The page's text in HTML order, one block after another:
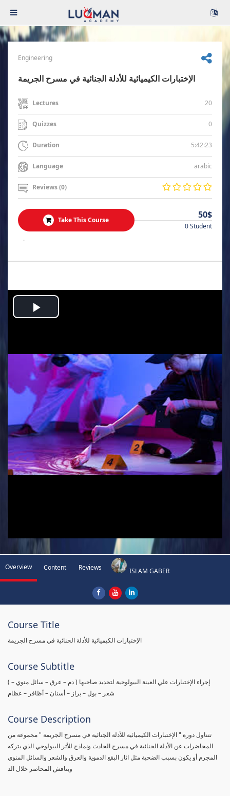
Engineering
الإختبارات الكيميائية للأدلة الجنائية في مسرح الجريمة
Lectures 20
Quizzes 0
Duration 5:42:23
Language arabic
Reviews (0)
Take This Course 50$
0 Student
.
Play
Overview Content Reviews ISLAM GABER
Course Title
الإختبارات الكيميائية للأدلة الجنائية في مسرح الجريمة
Course Subtitle
( إجراء الإختبارات علي العينة البيولوجية لتحديد صاحبها ( دم – عرق – سائل منوي –
شعر – بول – براز – أسنان – أظافر – عظام
Course Description
تتناول دورة " الإختبارات الكيميائية للأدلة الجنائية في مسرح الجريمة " مجموعة من
المحاضرات عن الأدلة الجنائية في مسرح الحادث ونماذج للأثر البيولوجي الذي يتركه
المجرم أو يكون بسبب الضحية مثل اثار البقع الدموية والعرق والشعر والسائل المنوي
ويناقش المحاضر خلال الد